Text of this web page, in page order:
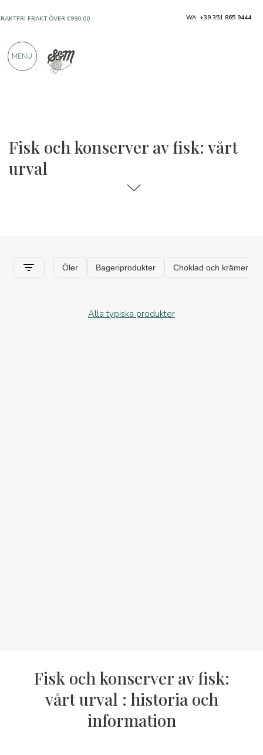
Fisk och konserver av fisk: vårt
urval
Alla typiska produkter
Fisk och konserver av fisk:
vårt urval : historia och
information
FRAKT ÖVER €990,00
PRODUKTER FRÅN UTMÄRKTA
WA: +39 351 865 9444
MENU